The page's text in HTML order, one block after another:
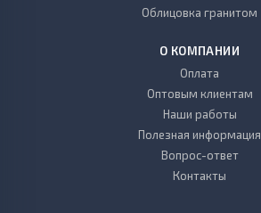
Облицовка гранитом
О КОМПАНИИ
Оплата
Оптовым клиентам
Наши работы
Полезная информация
Вопрос-ответ
Контакты